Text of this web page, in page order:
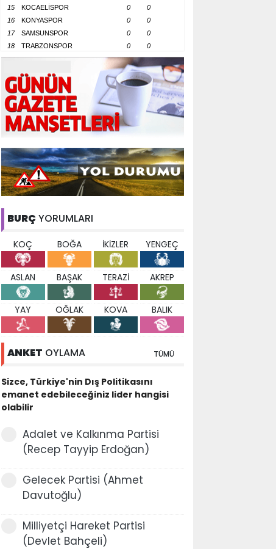
15
KOCAELİSPOR 0
0
16
KONYASPOR 0
0
17
SAMSUNSPOR 0
0
18
TRABZONSPOR 0 0
BURÇ YORUMLARI
KOÇ BOĞA İKİZLER YENGEÇ
ASLAN BAŞAK TERAZİ AKREP
YAY OĞLAK KOVA BALIK
ANKET OYLAMA TÜMÜ
Sizce, Türkiye'nin Dış Politikasını
emanet edebileceğiniz lider hangisi
olabilir
Adalet ve Kalkınma Partisi
(Recep Tayyip Erdoğan)
Gelecek Partisi (Ahmet
Davutoğlu)
Milliyetçi Hareket Partisi
(Devlet Bahçeli)